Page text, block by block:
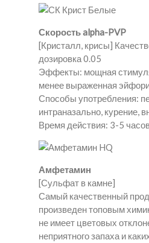
Скорость alpha-PVP
[Кристалл, крисы]
дозировка 0.05
Эффекты: мощная
менее выраженная
Способы употребления:
интраназально, курение,
Время действия: 3-5
Амфетамин
[Сульфат в камне]
Самый качественный
произведен топовым
не имеет цветовых
неприятного запаха и